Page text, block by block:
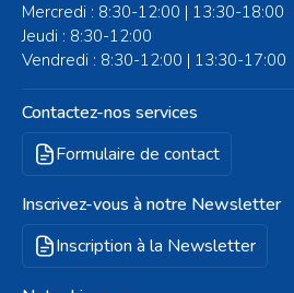
Mercredi : 8:30-12:00 | 13:30-18:00
Jeudi : 8:30-12:00
Vendredi : 8:30-12:00 | 13:30-17:00
Contactez-nos services
Formulaire de contact
Inscrivez-vous à notre Newsletter
Inscription à la Newsletter